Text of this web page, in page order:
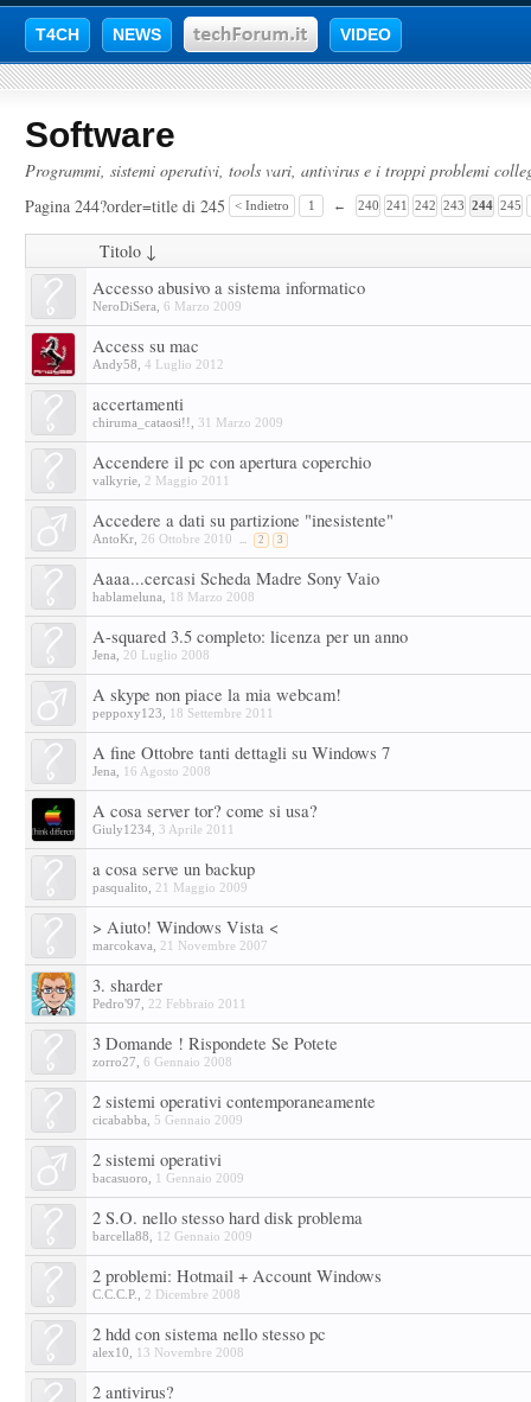
T4CH NEWS VIDEO
Software
Programmi, sistemi operativi, tools vari, antivirus e i troppi problemi
Pagina 244?order=title di 245
< Indietro 1 ← 240 241 242 243 244 245
Titolo ↓
Accesso abusivo a sistema informatico
NeroDiSera 6 Marzo 2009
Access su mac
Andy58 4 Luglio 2012
accertamenti
chiruma_cataosi!! 31 Marzo 2009
Accendere il pc con apertura coperchio
valkyrie 2 Maggio 2011
Accedere a dati su partizione "inesistente"
AntoKr 26 Ottobre 2010 ... 2 3
Aaaa...cercasi Scheda Madre Sony Vaio
hablameluna 18 Marzo 2008
A-squared 3.5 completo: licenza per un anno
Jena 20 Luglio 2008
A skype non piace la mia webcam!
peppoxy123 18 Settembre 2011
A fine Ottobre tanti dettagli su Windows 7
Jena 16 Agosto 2008
A cosa server tor? come si usa?
Giuly1234 3 Aprile 2011
a cosa serve un backup
pasqualito 21 Maggio 2009
> Aiuto! Windows Vista <
marcokava 21 Novembre 2007
3. sharder
Pedro'97 22 Febbraio 2011
3 Domande ! Rispondete Se Potete
zorro27 6 Gennaio 2008
2 sistemi operativi contemporaneamente
cicababba 5 Gennaio 2009
2 sistemi operativi
bacasuoro 1 Gennaio 2009
2 S.O. nello stesso hard disk problema
barcella88 12 Gennaio 2009
2 problemi: Hotmail + Account Windows
C.C.C.P. 2 Dicembre 2008
2 hdd con sistema nello stesso pc
alex10 13 Novembre 2008
2 antivirus?